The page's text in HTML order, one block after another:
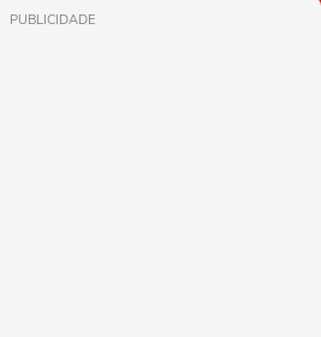
PUBLICIDADE